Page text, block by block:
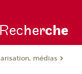
Recherche
médias